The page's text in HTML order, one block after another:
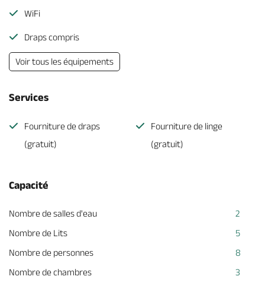
WiFi
Draps compris
Voir tous les équipements
Services
Fourniture de draps
(gratuit)
Fourniture de linge
(gratuit)
Capacité
Nombre de salles d'eau
2
Nombre de Lits
5
Nombre de personnes
8
Nombre de chambres
3